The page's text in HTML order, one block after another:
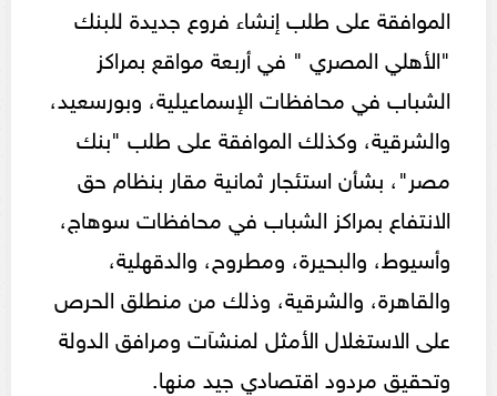
الموافقة على طلب إنشاء فروع جديدة للبنك
"الأهلي المصري " في أربعة مواقع بمراكز
الشباب في محافظات الإسماعيلية، وبورسعيد،
والشرقية، وكذلك الموافقة على طلب "بنك
مصر"، بشأن استئجار ثمانية مقار بنظام حق
الانتفاع بمراكز الشباب في محافظات سوهاج،
وأسيوط، والبحيرة، ومطروح، والدقهلية،
والقاهرة، والشرقية، وذلك من منطلق الحرص
على الاستغلال الأمثل لمنشآت ومرافق الدولة
وتحقيق مردود اقتصادي جيد منها.